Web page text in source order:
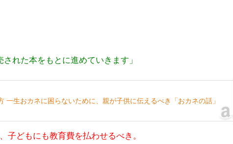
された本をもとに進めていきます」
一生おカネに困らないために、親が子供に伝えるべき「おカネの話」
子どもにも教育費を払わせるべき。